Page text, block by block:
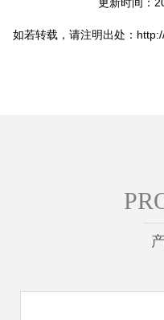
如若转载，请注明出处：